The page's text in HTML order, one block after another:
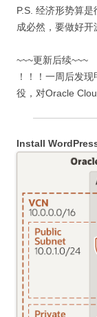
P.S. 经济形势算
成必然，要做好开
~~~更新后续~~~
！！！一周后发
役，对Oracle
Install